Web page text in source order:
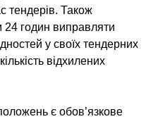
тендерів. Також
24 годин виправляти
у своїх тендерних
відхилених
є обов’язкове